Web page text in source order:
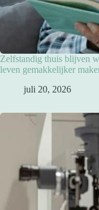
Zelfstandig thuis blijven
leven gemakkelijker
juli 20, 2026